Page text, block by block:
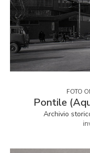
FOTO
Pontile
Archivio